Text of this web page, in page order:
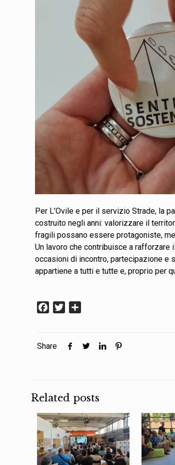
Per L’Ovile e per il servizio Strade, la
costruito negli anni: valorizzare il
fragili possano essere protagoniste,
Un lavoro che contribuisce a
occasioni di incontro, partecipazione e
appartiene a tutti e tutte e, proprio per
Facebook
Twitter
Share
Related posts